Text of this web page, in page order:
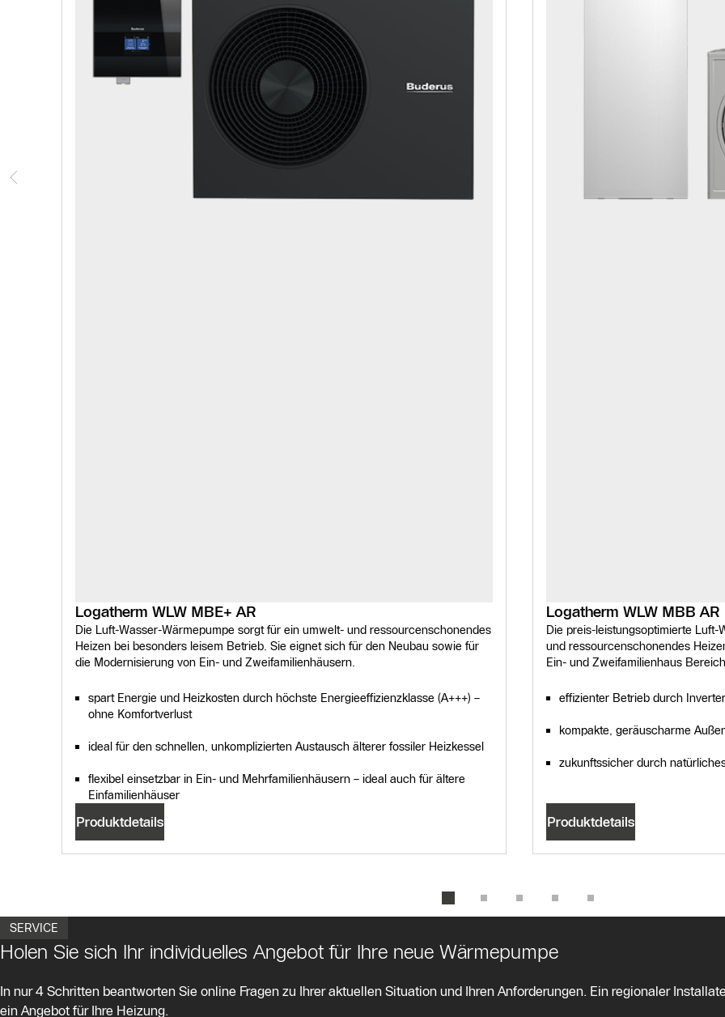
Logatherm WLW MBE+ AR
Die Luft-Wasser-Wärmepumpe sorgt für ein umwelt- und ressourcenschonendes
Heizen bei besonders leisem Betrieb. Sie eignet sich für den Neubau sowie für
die Modernisierung von Ein- und Zweifamilienhäusern.
spart Energie und Heizkosten durch höchste Energieeffizienzklasse (A+++) –
ohne Komfortverlust
ideal für den schnellen, unkomplizierten Austausch älterer fossiler Heizkessel
flexibel einsetzbar in Ein- und Mehrfamilienhäusern – ideal auch für ältere
Einfamilienhäuser
Produktdetails
Logatherm WLW MBB AR
Die preis-leistungsoptimierte
und ressourcenschonendes
Ein- und Zweifamilienhaus Bereich.
effizienter Betrieb durch
kompakte, geräuscharme
zukunftssicher durch
Produktdetails
SERVICE
Holen Sie sich Ihr individuelles Angebot für Ihre neue Wärmepumpe
In nur 4 Schritten beantworten Sie online Fragen zu Ihrer aktuellen Situation und Ihren Anforderungen. Ein regionaler
ein Angebot für Ihre Heizung.